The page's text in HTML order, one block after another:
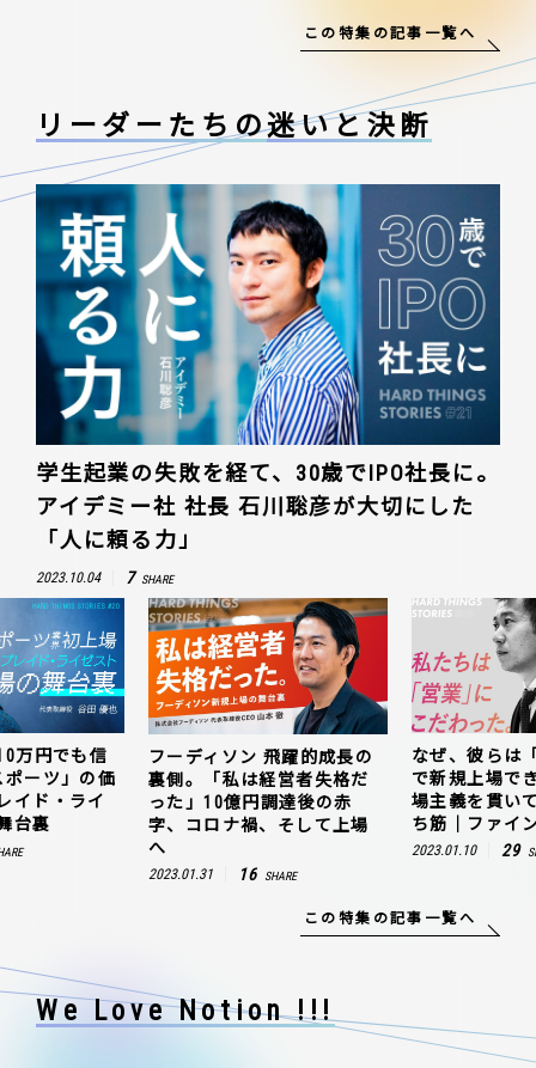
この特集の記事一覧へ
リーダーたちの迷いと決断
学生起業の失敗を経て、30歳でIPO社長に。
アイデミー社 社長 石川聡彦が大切にした
「人に頼る力」
2023.10.04 7 SHARE
万円でも信
ーツ」の価
イド・ライ
台裏
フーディソン 飛躍的成長の
裏側。「私は経営者失格だ
った」10億円調達後の赤
字、コロナ禍、そして上場
へ
2023.01.31 16 SHARE
なぜ、彼らは
で新規上場で
場主義を貫い
ち筋｜ファイ
2023.01.10 29
この特集の記事一覧へ
We Love Notion !!!